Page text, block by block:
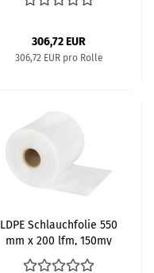
306,72 EUR
306,72 EUR pro Rolle
LDPE Schlauch­fo­lie 550
mm x 200 lfm, 150my